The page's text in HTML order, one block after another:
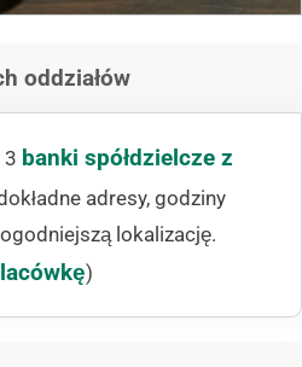
oddziałów
3 banki spółdzielcze z
adresy, godziny
lokalizację.
)